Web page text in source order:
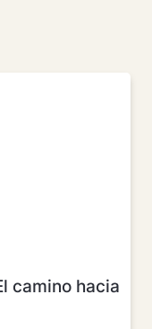
hacia la
camino hacia